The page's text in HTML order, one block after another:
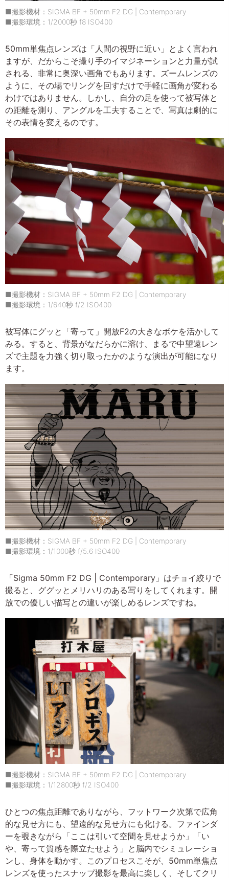
■撮影機材：SIGMA BF + 50mm F2 DG | Contemporary
■撮影環境：1/2000秒 f8 ISO400
50mm単焦点レンズは「人間の視野に近い」とよく言われ
ますが、だからこそ撮り手のイマジネーションと力量が試
される、非常に奥深い画角でもあります。ズームレンズの
ように、その場でリングを回すだけで手軽に画角が変わる
わけではありません。しかし、自分の足を使って被写体と
の距離を測り、アングルを工夫することで、写真は劇的に
その表情を変えるのです。
■撮影機材：SIGMA BF + 50mm F2 DG | Contemporary
■撮影環境：1/640秒 f/2 ISO400
被写体にグッと「寄って」開放F2の大きなボケを活かして
みる。すると、背景がなだらかに溶け、まるで中望遠レン
ズで主題を力強く切り取ったかのような演出が可能になり
ます。
■撮影機材：SIGMA BF + 50mm F2 DG | Contemporary
■撮影環境：1/1000秒 f/5.6 ISO400
「Sigma 50mm F2 DG | Contemporary」はチョイ絞りで
撮ると、ググッとメリハリのある写りをしてくれます。開
放での優しい描写との違いが楽しめるレンズですね。
■撮影機材：SIGMA BF + 50mm F2 DG | Contemporary
■撮影環境：1/12800秒 f/2 ISO400
ひとつの焦点距離でありながら、フットワーク次第で広角
的な見せ方にも、望遠的な見せ方にも化ける。ファインダ
ーを覗きながら「ここは引いて空間を見せようか」「い
や、寄って質感を際立たせよう」と脳内でシミュレーショ
ンし、身体を動かす。このプロセスこそが、50mm単焦点
レンズを使ったスナップ撮影を最高に楽しく、そしてクリ